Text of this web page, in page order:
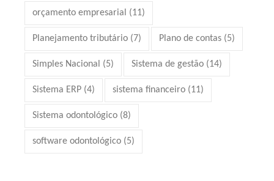
orçamento empresarial (11)
Planejamento tributário (7) Plano de contas (5)
Simples Nacional (5) Sistema de gestão (14)
Sistema ERP (4) sistema financeiro (11)
Sistema odontológico (8)
software odontológico (5)